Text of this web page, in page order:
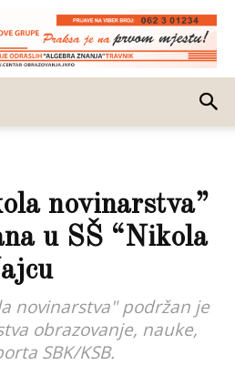
novinarstva”
u SŠ “Nikola
novinarstva" podržan je
obrazovanje, nauke,
SBK/KSB.